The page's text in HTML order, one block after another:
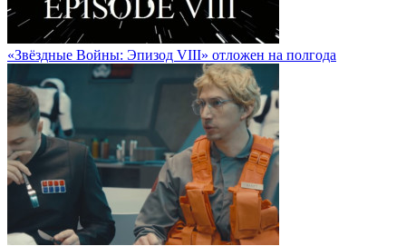
«Звёздные Войны: Эпизод VIII» отложен на полгода